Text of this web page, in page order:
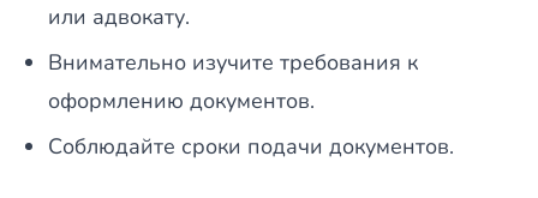
или адвокату.
Внимательно изучите требования к
оформлению документов.
Соблюдайте сроки подачи документов.